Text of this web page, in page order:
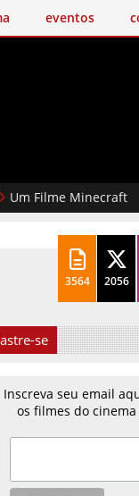
eventos
Filme Minecraft
3564 2056
se
Inscreva seu email
os filmes do